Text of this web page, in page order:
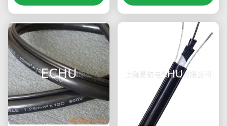
RVV(1G) 5Cx1.5SQMM
RVV ((2G)
черного цвета